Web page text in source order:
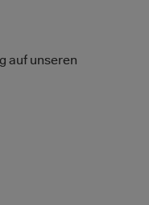
auf unseren